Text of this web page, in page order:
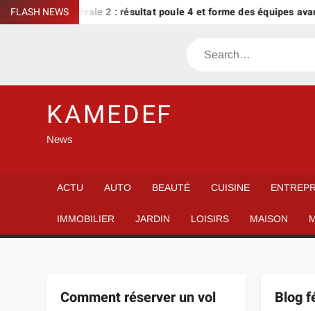
Skip
to
FLASH NEWS
Fédérale 2 : résultat poule 4 et forme des équipes avant les
Search
KAMEDEF
News
ACTU AUTO BEAUTÉ CUISINE
IMMOBILIER JARDIN LOISIRS MAISON
Comment réserver un vol
Blog